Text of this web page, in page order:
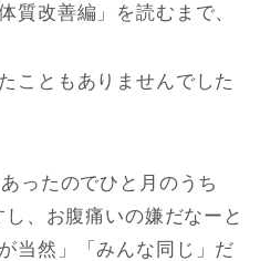
改善編」を読むまで、
こともありませんでした
ったのでひと月のうち
、お腹痛いの嫌だなーと
当然」「みんな同じ」だ